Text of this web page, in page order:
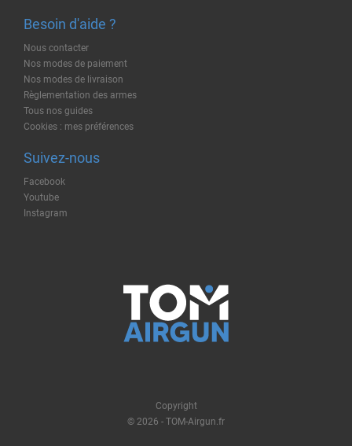
Besoin d'aide ?
Nous contacter
Nos modes de paiement
Nos modes de livraison
Règlementation des armes
Tous nos guides
Cookies : mes préférences
Suivez-nous
Facebook
Youtube
Instagram
Copyright
© 2026 - TOM-Airgun.fr